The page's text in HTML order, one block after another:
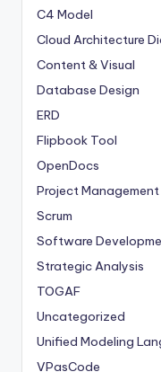
C4 Model
Cloud Architecture
Content & Visual
Database Design
ERD
Flipbook Tool
OpenDocs
Project Management
Scrum
Software
Strategic Analysis
TOGAF
Uncategorized
Unified Modeling
VPasCode